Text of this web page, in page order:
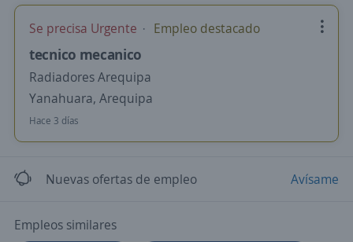
Se precisa Urgente Empleo destacado
tecnico mecanico
Radiadores Arequipa
Yanahuara, Arequipa
Hace 3 días
Nuevas ofertas de empleo Avísame
Empleos similares